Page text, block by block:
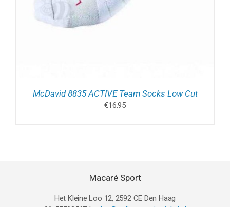
McDavid 8835 ACTIVE Team Socks Low Cut
€16.95
Macaré Sport
Het Kleine Loo 12, 2592 CE Den Haag